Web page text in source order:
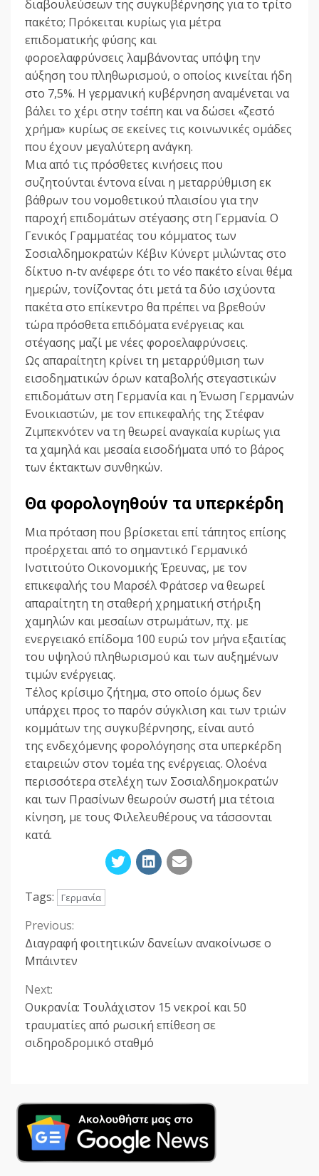
διαβουλεύσεων της συγκυβέρνησης για το τρίτο
πακέτο; Πρόκειται κυρίως για μέτρα
επιδοματικής φύσης και
φοροελαφρύνσεις λαμβάνοντας υπόψη την
αύξηση του πληθωρισμού, ο οποίος κινείται ήδη
στο 7,5%. Η γερμανική κυβέρνηση αναμένεται να
βάλει το χέρι στην τσέπη και να δώσει «ζεστό
χρήμα» κυρίως σε εκείνες τις κοινωνικές ομάδες
που έχουν μεγαλύτερη ανάγκη.
Μια από τις πρόσθετες κινήσεις που
συζητούνται έντονα είναι η μεταρρύθμιση εκ
βάθρων του νομοθετικού πλαισίου για την
παροχή επιδομάτων στέγασης στη Γερμανία. Ο
Γενικός Γραμματέας του κόμματος των
Σοσιαλδημοκρατών Κέβιν Κύνερτ μιλώντας στο
δίκτυο n-tv ανέφερε ότι το νέο πακέτο είναι θέμα
ημερών, τονίζοντας ότι μετά τα δύο ισχύοντα
πακέτα στο επίκεντρο θα πρέπει να βρεθούν
τώρα πρόσθετα επιδόματα ενέργειας και
στέγασης μαζί με νέες φοροελαφρύνσεις.
Ως απαραίτητη κρίνει τη μεταρρύθμιση των
εισοδηματικών όρων καταβολής στεγαστικών
επιδομάτων στη Γερμανία και η Ένωση Γερμανών
Ενοικιαστών, με τον επικεφαλής της Στέφαν
Ζιμπεκνότεν να τη θεωρεί αναγκαία κυρίως για
τα χαμηλά και μεσαία εισοδήματα υπό το βάρος
των έκτακτων συνθηκών.
Θα φορολογηθούν τα υπερκέρδη
Μια πρόταση που βρίσκεται επί τάπητος επίσης
προέρχεται από το σημαντικό Γερμανικό
Ινστιτούτο Οικονομικής Έρευνας, με τον
επικεφαλής του Μαρσέλ Φράτσερ να θεωρεί
απαραίτητη τη σταθερή χρηματική στήριξη
χαμηλών και μεσαίων στρωμάτων, πχ. με
ενεργειακό επίδομα 100 ευρώ τον μήνα εξαιτίας
του υψηλού πληθωρισμού και των αυξημένων
τιμών ενέργειας.
Τέλος κρίσιμο ζήτημα, στο οποίο όμως δεν
υπάρχει προς το παρόν σύγκλιση και των τριών
κομμάτων της συγκυβέρνησης, είναι αυτό
της ενδεχόμενης φορολόγησης στα υπερκέρδη
εταιρειών στον τομέα της ενέργειας. Ολοένα
περισσότερα στελέχη των Σοσιαλδημοκρατών
και των Πρασίνων θεωρούν σωστή μια τέτοια
κίνηση, με τους Φιλελευθέρους να τάσσονται
κατά.
Tags: Γερμανία
Continue
Reading
Previous:
Διαγραφή φοιτητικών δανείων ανακοίνωσε ο
Μπάιντεν
Next:
Ουκρανία: Τουλάχιστον 15 νεκροί και 50
τραυματίες από ρωσική επίθεση σε
σιδηροδρομικό σταθμό